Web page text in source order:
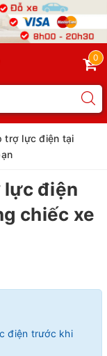
0
trợ lực điện tại
lực điện
chiếc xe
điện trước khi